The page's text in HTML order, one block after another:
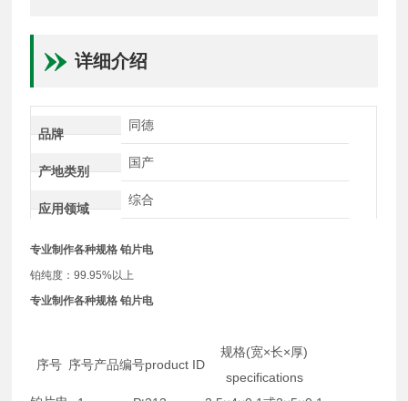
详细介绍
品牌
同德
产地类别
国产
应用领域
综合
专业制作各种规格 铂片电
铂纯度：99.95%以上
专业制作各种规格 铂片电
序号 序号产品编号product ID
规格(宽×长×厚)
specifications